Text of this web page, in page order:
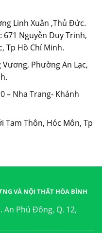
Linh Xuân ,Thủ Đức.
671 Nguyễn Duy Trinh,
Tp Hồ Chí Minh.
Phường An Lạc,
– Nha Trang- Khánh
Tam Thôn, Hóc Môn, Tp
VÀ NỘI THẤT HÒA BÌNH
An Phú Đông, Q. 12,